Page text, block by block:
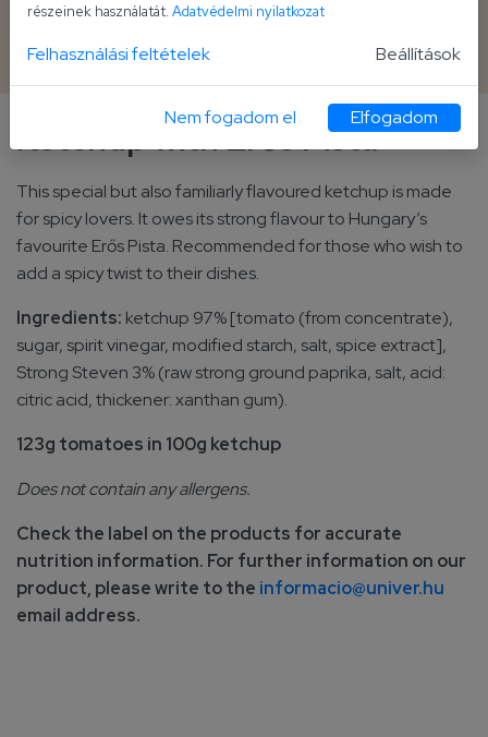
Ketchup with Erős Pista
This special but also familiarly flavoured ketchup is made
for spicy lovers. It owes its strong flavour to Hungary’s
favourite Erős Pista. Recommended for those who wish to
add a spicy twist to their dishes.
Ingredients: ketchup 97% [tomato (from concentrate),
sugar, spirit vinegar, modified starch, salt, spice extract],
Strong Steven 3% (raw strong ground paprika, salt, acid:
citric acid, thickener: xanthan gum).
123g tomatoes in 100g ketchup
Does not contain any allergens.
Check the label on the products for accurate
nutrition information. For further information on our
product, please write to the informacio@univer.hu
email address.
részeinek használatát. Adatvédelmi nyilatkozat
Felhasználási feltételek Beállítások
Nem fogadom el Elfogadom